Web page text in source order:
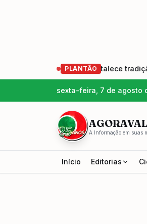
PLANTÃO
de produtores e fortalece tradição
sexta-feira, 7 de agosto
A Informação em suas
Início Editorias